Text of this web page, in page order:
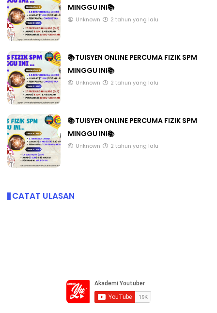
MINGGU INI📚
Unknown 2 tahun yang lalu
📚TUISYEN ONLINE PERCUMA FIZIK SPM
MINGGU INI📚
Unknown 2 tahun yang lalu
📚TUISYEN ONLINE PERCUMA FIZIK SPM
MINGGU INI📚
Unknown 2 tahun yang lalu
CATAT ULASAN